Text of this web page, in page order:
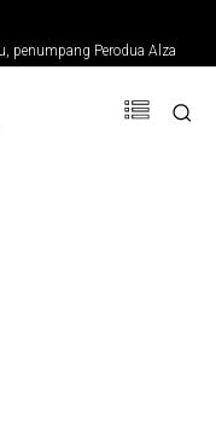
penumpang Perodua Alza